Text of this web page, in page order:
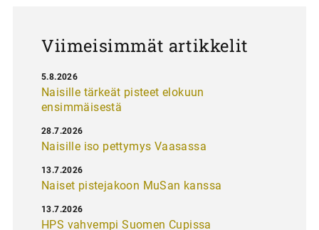
Viimeisimmät artikkelit
Naisille tärkeät pisteet elokuun
ensimmäisestä
5.8.2026
Naisille iso pettymys Vaasassa
28.7.2026
Naiset pistejakoon MuSan kanssa
13.7.2026
HPS vahvempi Suomen Cupissa
13.7.2026